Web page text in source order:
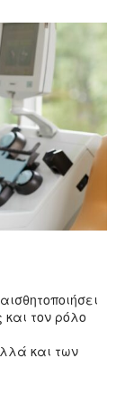
και τον ρόλο
και των